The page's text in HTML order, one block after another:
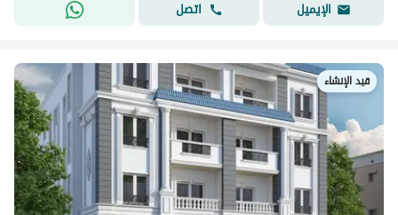
الإيميل
اتصل
قيد الإنشاء